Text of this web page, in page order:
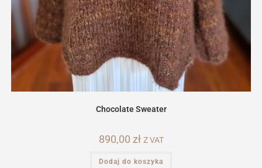
Chocolate Sweater
890,00 zł Z VAT
Dodaj do koszyka